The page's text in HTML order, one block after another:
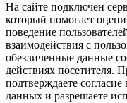
На сайте подключен
который помогает
поведение
взаимодействия с
обезличенные данные
действиях посетителя.
подтверждаете
данных и разрешаете